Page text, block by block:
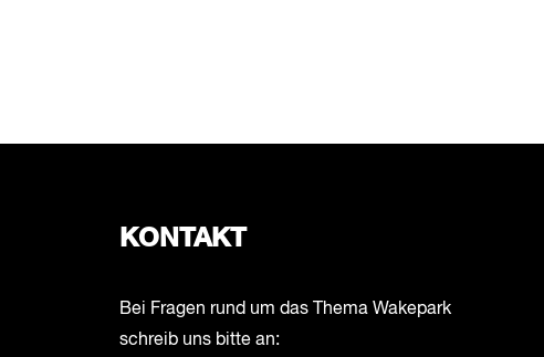
KONTAKT
Bei Fragen rund um das Thema Wakepark
schreib uns bitte an: